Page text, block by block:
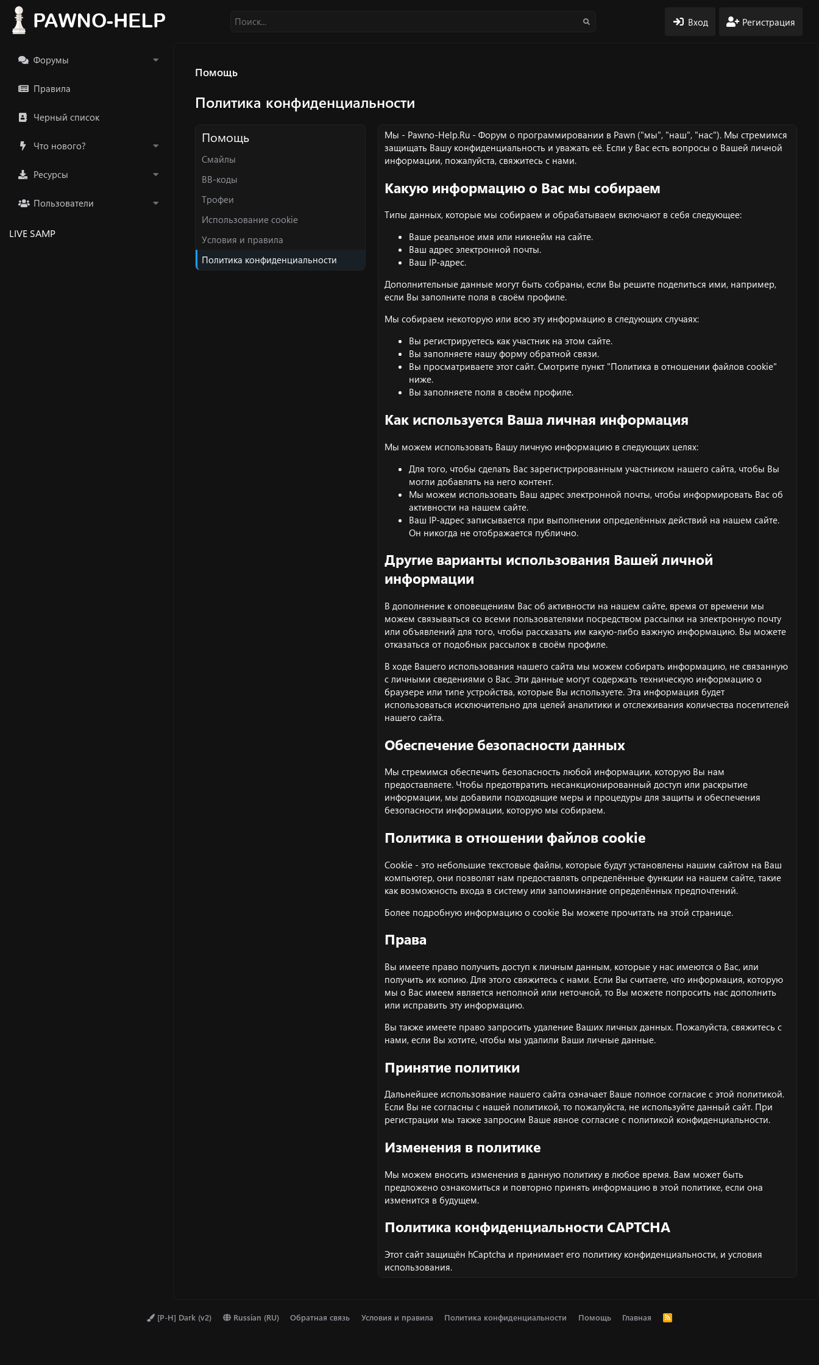
Вход Регистрация
Форумы
Правила
Черный список
Что нового?
Ресурсы
Пользователи
LIVE SAMP
Помощь
Политика конфиденциальности
Помощь
Смайлы
BB-коды
Трофеи
Использование cookie
Условия и правила
Политика конфиденциальности
Мы - Pawno-Help.Ru - Форум о программировании в Pawn ("мы", "наш", "нас"). Мы стремимся
защищать Вашу конфиденциальность и уважать её. Если у Вас есть вопросы о Вашей личной
информации, пожалуйста, свяжитесь с нами.
Какую информацию о Вас мы собираем
Типы данных, которые мы собираем и обрабатываем включают в себя следующее:
Ваше реальное имя или никнейм на сайте.
Ваш адрес электронной почты.
Ваш IP-адрес.
Дополнительные данные могут быть собраны, если Вы решите поделиться ими, например,
если Вы заполните поля в своём профиле.
Мы собираем некоторую или всю эту информацию в следующих случаях:
Вы регистрируетесь как участник на этом сайте.
Вы заполняете нашу форму обратной связи.
Вы просматриваете этот сайт. Смотрите пункт "Политика в отношении файлов cookie"
ниже.
Вы заполняете поля в своём профиле.
Как используется Ваша личная информация
Мы можем использовать Вашу личную информацию в следующих целях:
Для того, чтобы сделать Вас зарегистрированным участником нашего сайта, чтобы Вы
могли добавлять на него контент.
Мы можем использовать Ваш адрес электронной почты, чтобы информировать Вас об
активности на нашем сайте.
Ваш IP-адрес записывается при выполнении определённых действий на нашем сайте.
Он никогда не отображается публично.
Другие варианты использования Вашей личной
информации
В дополнение к оповещениям Вас об активности на нашем сайте, время от времени мы
можем связываться со всеми пользователями посредством рассылки на электронную почту
или объявлений для того, чтобы рассказать им какую-либо важную информацию. Вы можете
отказаться от подобных рассылок в своём профиле.
В ходе Вашего использования нашего сайта мы можем собирать информацию, не связанную
с личными сведениями о Вас. Эти данные могут содержать техническую информацию о
браузере или типе устройства, которые Вы используете. Эта информация будет
использоваться исключительно для целей аналитики и отслеживания количества посетителей
нашего сайта.
Обеспечение безопасности данных
Мы стремимся обеспечить безопасность любой информации, которую Вы нам
предоставляете. Чтобы предотвратить несанкционированный доступ или раскрытие
информации, мы добавили подходящие меры и процедуры для защиты и обеспечения
безопасности информации, которую мы собираем.
Политика в отношении файлов cookie
Cookie - это небольшие текстовые файлы, которые будут установлены нашим сайтом на Ваш
компьютер, они позволят нам предоставлять определённые функции на нашем сайте, такие
как возможность входа в систему или запоминание определённых предпочтений.
Более подробную информацию о cookie Вы можете прочитать на этой странице.
Права
Вы имеете право получить доступ к личным данным, которые у нас имеются о Вас, или
получить их копию. Для этого свяжитесь с нами. Если Вы считаете, что информация, которую
мы о Вас имеем является неполной или неточной, то Вы можете попросить нас дополнить
или исправить эту информацию.
Вы также имеете право запросить удаление Ваших личных данных. Пожалуйста, свяжитесь с
нами, если Вы хотите, чтобы мы удалили Ваши личные данные.
Принятие политики
Дальнейшее использование нашего сайта означает Ваше полное согласие с этой политикой.
Если Вы не согласны с нашей политикой, то пожалуйста, не используйте данный сайт. При
регистрации мы также запросим Ваше явное согласие с политикой конфиденциальности.
Изменения в политике
Мы можем вносить изменения в данную политику в любое время. Вам может быть
предложено ознакомиться и повторно принять информацию в этой политике, если она
изменится в будущем.
Политика конфиденциальности CAPTCHA
Этот сайт защищён hCaptcha и принимает его политику конфиденциальности, и условия
использования.
[P-H] Dark (v2) Russian (RU) Обратная связь Условия и правила Политика конфиденциальности Помощь Главная
R